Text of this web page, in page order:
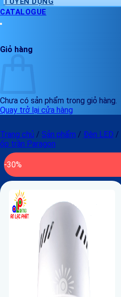
CATALOGUE
Giỏ hàng
Chưa có sản phẩm trong giỏ hàng.
Quay trở lại cửa hàng
Trang chủ / Sản phẩm / Đèn LED /
ốp trần Paragon
-30%